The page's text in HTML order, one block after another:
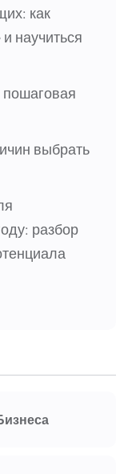
как
научиться
пошаговая
выбрать
разбор